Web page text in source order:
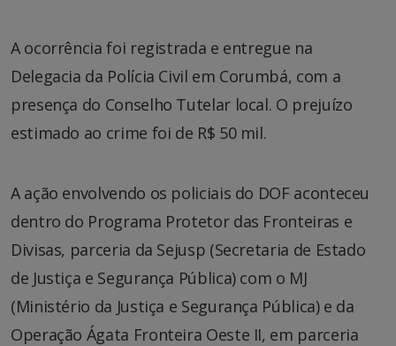
A ocorrência foi registrada e entregue na
Delegacia da Polícia Civil em Corumbá, com a
presença do Conselho Tutelar local. O prejuízo
estimado ao crime foi de R$ 50 mil.
A ação envolvendo os policiais do DOF aconteceu
dentro do Programa Protetor das Fronteiras e
Divisas, parceria da Sejusp (Secretaria de Estado
de Justiça e Segurança Pública) com o MJ
(Ministério da Justiça e Segurança Pública) e da
Operação Ágata Fronteira Oeste II, em parceria